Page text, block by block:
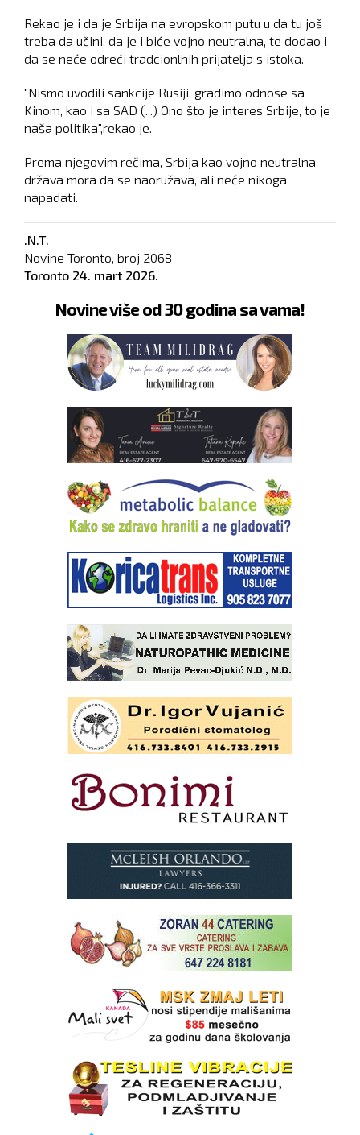
Rekao je i da je Srbija na evropskom putu u da tu još
treba da učini, da je i biće vojno neutralna, te dodao i
da se neće odreći tradcionlnih prijatelja s istoka.
"Nismo uvodili sankcije Rusiji, gradimo odnose sa
Kinom, kao i sa SAD (...) Ono što je interes Srbije, to je
naša politika",rekao je.
Prema njegovim rečima, Srbija kao vojno neutralna
država mora da se naoružava, ali neće nikoga
napadati.
.N.T.
Novine Toronto, broj 2068
Toronto 24. mart 2026.
Novine više od 30 godina sa vama!